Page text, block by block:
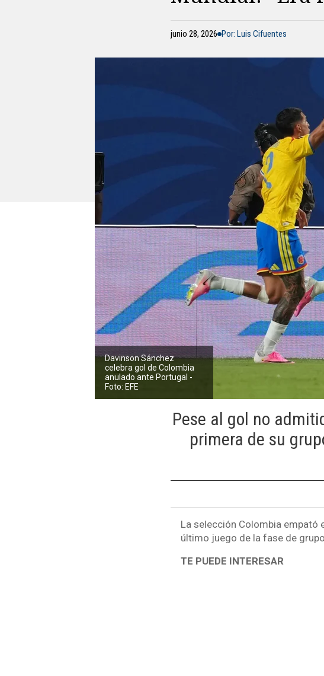
junio 28, 2026 Por: Luis Cifuentes
Davinson Sánchez
celebra gol de Colombia
anulado ante Portugal -
Foto: EFE
Pese al gol no
primera de su
La selección Colombia empató
último juego de la fase de
TE PUEDE INTERESAR